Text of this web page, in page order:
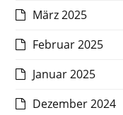
März 2025
Februar 2025
Januar 2025
Dezember 2024